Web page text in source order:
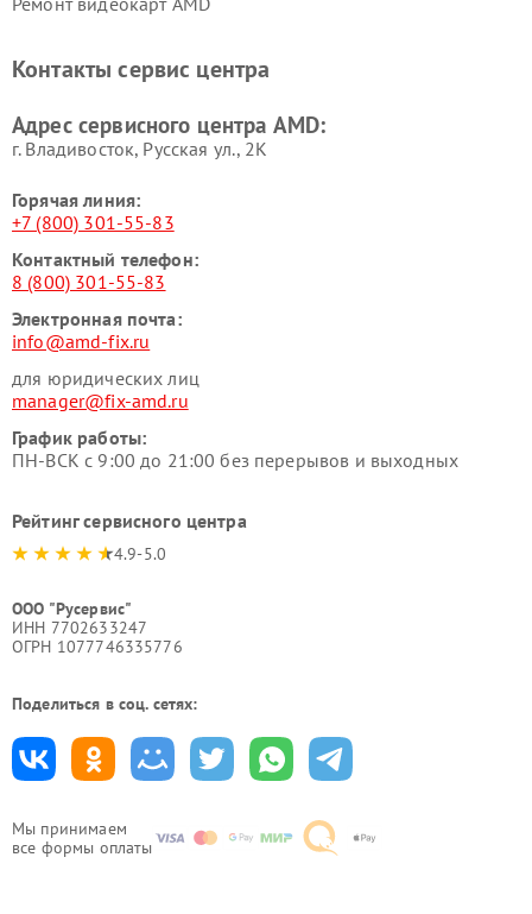
Мы принимаем
все формы оплаты
Контакты сервис центра
Адрес сервисного центра AMD:
г. Владивосток, Русская ул., 2К
Горячая линия:
+7 (800) 301-55-83
Контактный телефон:
8 (800) 301-55-83
Электронная почта:
info@amd-fix.ru
для юридических лиц
manager@fix-amd.ru
График работы:
ПН-ВСК с 9:00 до 21:00 без перерывов и выходных
Рейтинг сервисного центра
4.9-5.0
ООО "Русервис"
ИНН 7702633247
ОГРН 1077746335776
Поделиться в соц. сетях: